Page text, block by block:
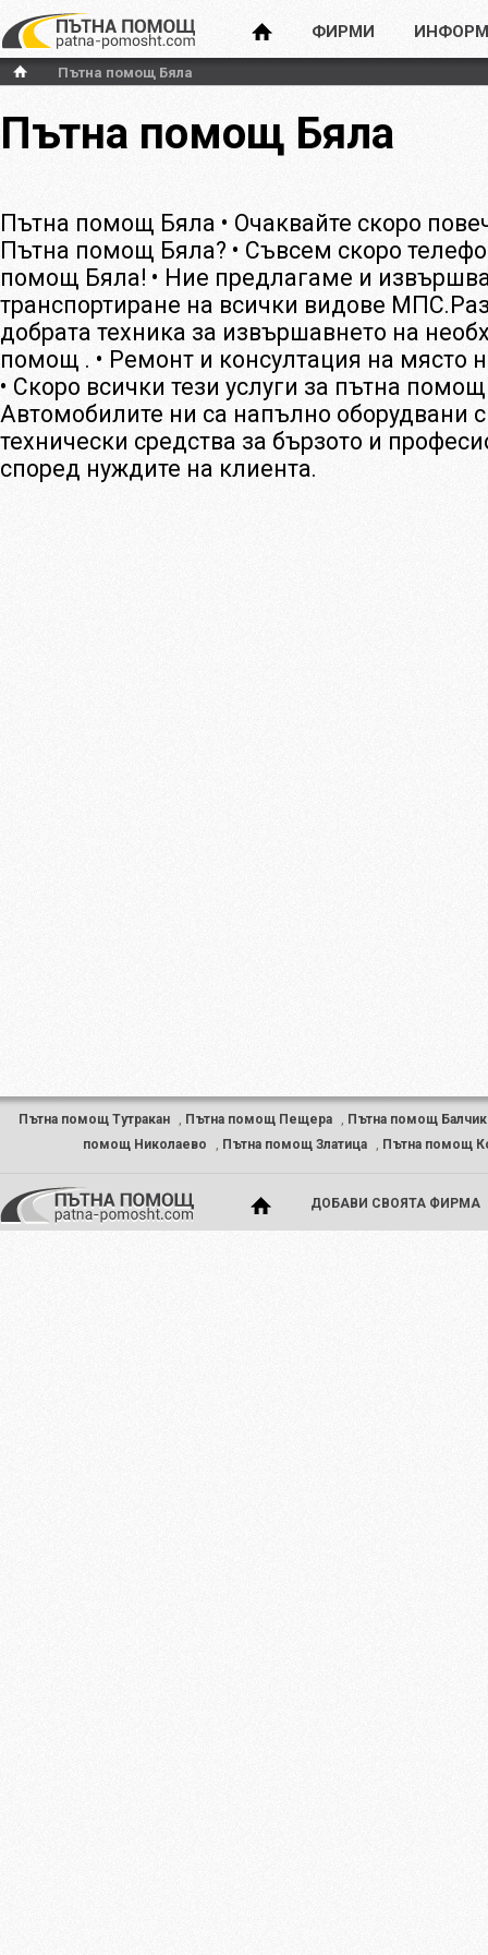
ФИРМИ
Пътна помощ Бяла
Пътна помощ Бяла
Пътна помощ Бяла • Очаквайте скоро
Пътна помощ Бяла? • Съвсем скоро
помощ Бяла! • Ние предлагаме и
транспортиране на всички видове
добрата техника за извършавнето на
помощ . • Ремонт и консултация на място
• Скоро всички тези услуги за пътна
Автомобилите ни са напълно оборудвани
технически средства за бързото и
според нуждите на клиента.
Пътна помощ Тутракан , Пътна помощ Пещера , Пътна помощ Балчик
помощ Николаево
, Пътна помощ Златица , Пътна помощ
ДОБАВИ СВОЯТА ФИРМА